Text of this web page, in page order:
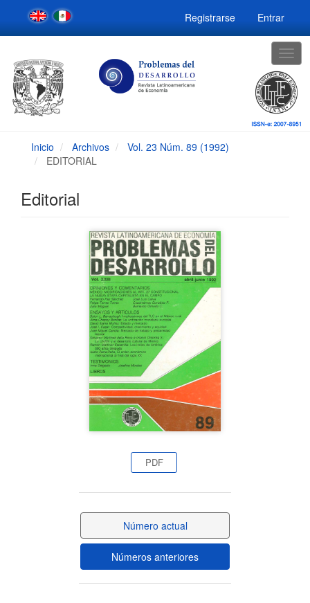
Navegación
principal
Contenido
Barra
lateral
Registrarse Entrar
Inicio Archivos
Vol. 23 Núm. 89 (1992)
EDITORIAL
Editorial
PDF
Número actual
Números anteriores